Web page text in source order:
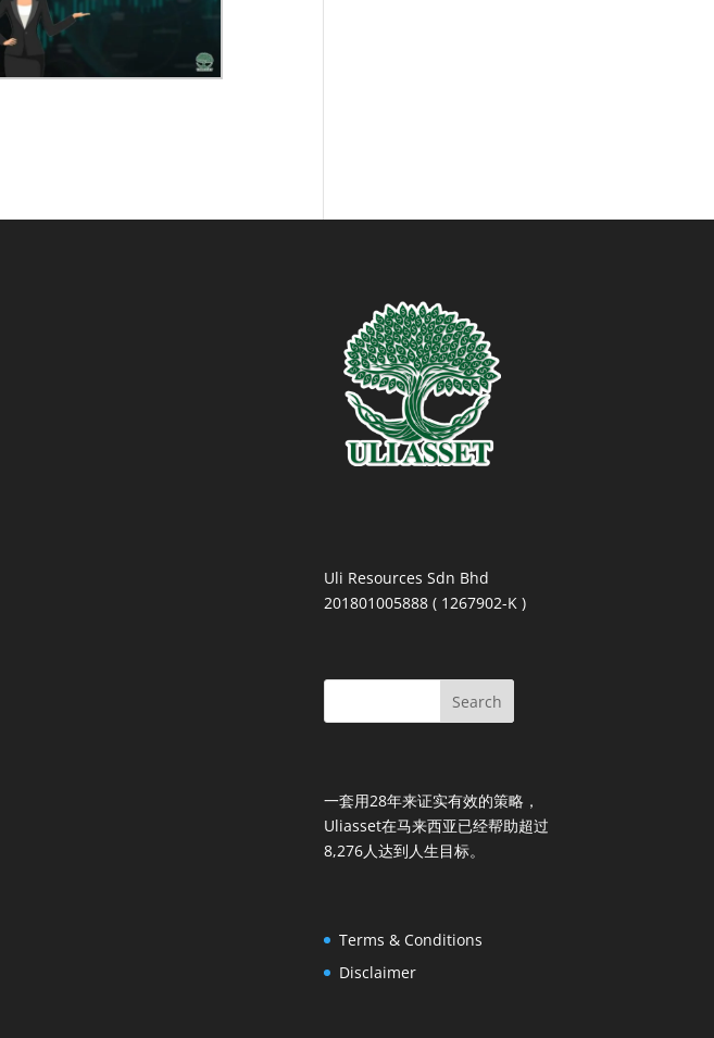
Uli Resources Sdn Bhd
201801005888 ( 1267902-K )
一套用28年来证实有效的策略，
Uliasset在马来西亚已经帮助超过
8,276人达到人生目标。
Terms & Conditions
Disclaimer